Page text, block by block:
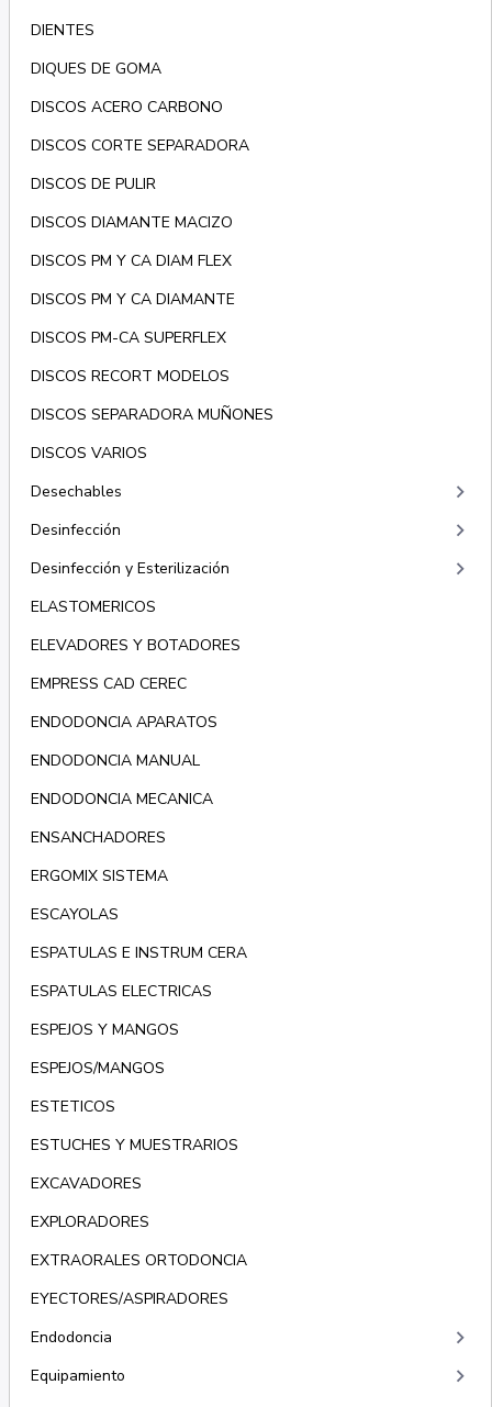
DIENTES
DIQUES DE GOMA
DISCOS ACERO CARBONO
DISCOS CORTE SEPARADORA
DISCOS DE PULIR
DISCOS DIAMANTE MACIZO
DISCOS PM Y CA DIAM FLEX
DISCOS PM Y CA DIAMANTE
DISCOS PM-CA SUPERFLEX
DISCOS RECORT MODELOS
DISCOS SEPARADORA MUÑONES
DISCOS VARIOS
Desechables
keyboard_arrow_right
Desinfección keyboard_arrow_right
Desinfección y Esterilización keyboard_arrow_right
ELASTOMERICOS
ELEVADORES Y BOTADORES
EMPRESS CAD CEREC
ENDODONCIA APARATOS
ENDODONCIA MANUAL
ENDODONCIA MECANICA
ENSANCHADORES
ERGOMIX SISTEMA
ESCAYOLAS
ESPATULAS E INSTRUM CERA
ESPATULAS ELECTRICAS
ESPEJOS Y MANGOS
ESPEJOS/MANGOS
ESTETICOS
ESTUCHES Y MUESTRARIOS
EXCAVADORES
EXPLORADORES
EXTRAORALES ORTODONCIA
EYECTORES/ASPIRADORES
Endodoncia
keyboard_arrow_right
Equipamiento keyboard_arrow_right